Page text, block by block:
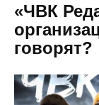
«ЧВК
говорят?